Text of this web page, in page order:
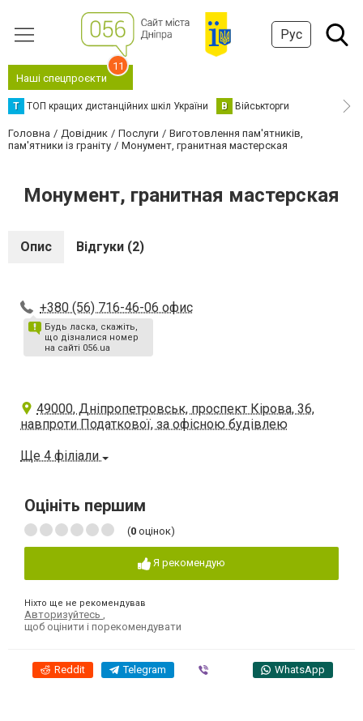
Рус
Наші спецпроєкти
11
Т ТОП кращих дистанційних шкіл України В Військторги
Головна Довідник Послуги
Виготовлення пам'ятників,
пам'ятники із граніту
Монумент, гранитная мастерская
Монумент, гранитная мастерская
Опис Відгуки (2)
+380 (56) 716-46-06 офис
Будь ласка, скажіть,
що дізналися номер
на сайті 056.ua
49000, Дніпропетровськ, проспект Кірова, 36,
навпроти Податкової, за офісною будівлею
Ще 4 філіали
Оцініть першим
(0 оцінок)
Я рекомендую
Ніхто ще не рекомендував
Авторизуйтесь
щоб оцінити і порекомендувати
Reddit Telegram WhatsApp